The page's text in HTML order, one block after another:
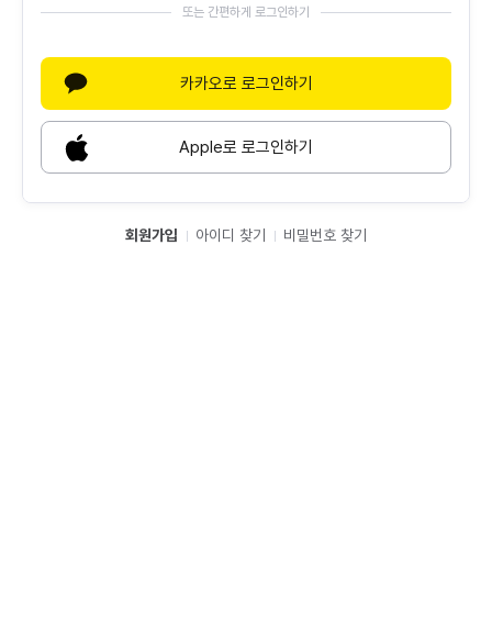
또는 간편하게 로그인하기
카카오로 로그인하기
Apple로 로그인하기
회원가입 아이디 찾기 비밀번호 찾기